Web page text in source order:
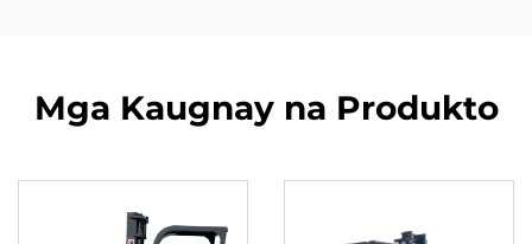
Mga Kaugnay na Produkto